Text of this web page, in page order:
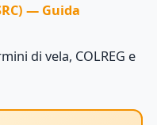
— Guida
di vela, COLREG e